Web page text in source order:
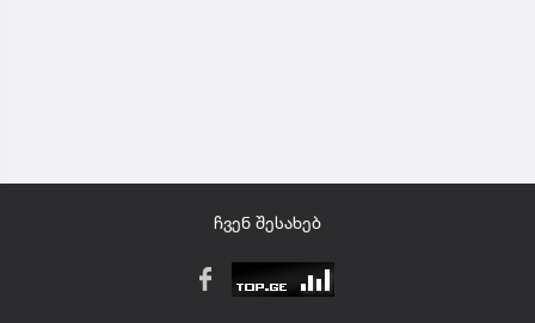
ჩვენ შესახებ